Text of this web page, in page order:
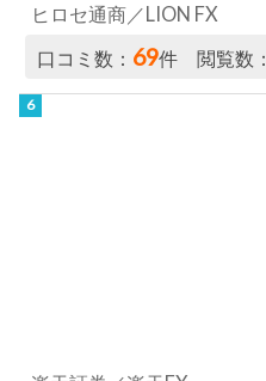
ヒロセ通商／LION FX
口コミ数： 69件 閲覧数：